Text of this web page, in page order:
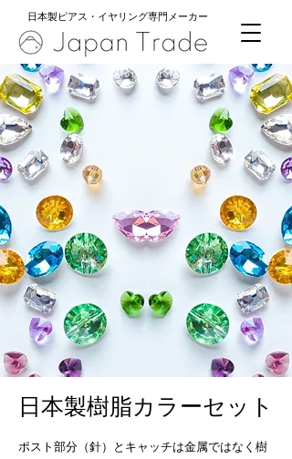
日本製ピアス・イヤリング専門メーカー
日本製樹脂カラーセット
ポスト部分（針）とキャッチは金属ではなく樹